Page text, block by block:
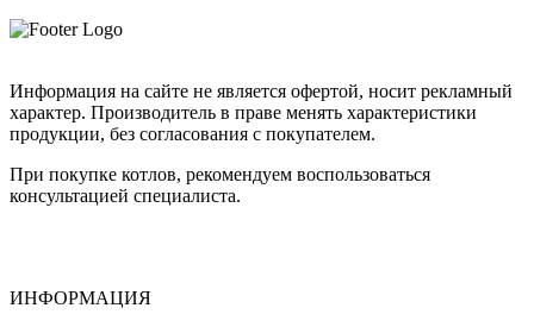
Информация на сайте не является офертой, носит рекламный
характер. Производитель в праве менять характеристики
продукции, без согласования с покупателем.
При покупке котлов, рекомендуем воспользоваться
консультацией специалиста.
ИНФОРМАЦИЯ